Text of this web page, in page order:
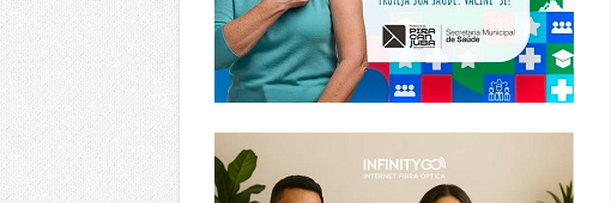
https://www.infinitygo.com.br/